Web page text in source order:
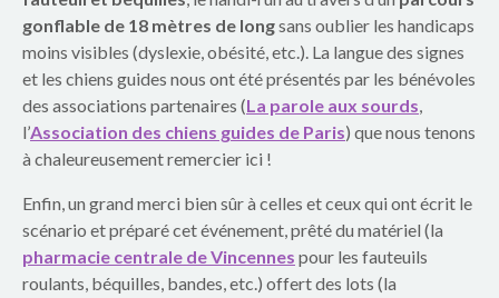
d
u
g
r
o
u
gonflable de 18 mètres de longsans oublier les handicaps
moins visibles (dyslexie, obésité, etc.). La langue des signes
et les chiens guides nous ont été présentés par les bénévoles
des associations partenaires (La parole aux sourds,
l’Association des chiens guides de Paris) que nous tenons
à chaleureusement remercier ici !
Enfin, un grand merci bien sûr à celles et ceux qui ont écrit le
scénario et préparé cet événement, prêté du matériel (la
pharmacie centrale de Vincennes pour les fauteuils
roulants, béquilles, bandes, etc.) offert des lots (la